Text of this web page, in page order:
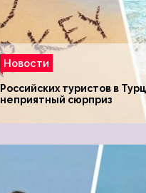
Новости
Российских туристов в
неприятный сюрприз